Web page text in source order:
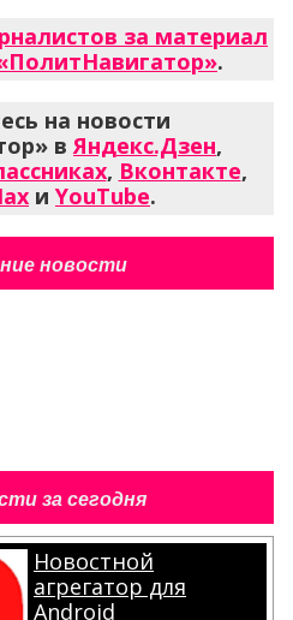
за материал
.
на новости
вЯндекс.Дзен,
, Вконтакте,
и YouTube.
новости
за сегодня
Новостной
агрегатор для
Android